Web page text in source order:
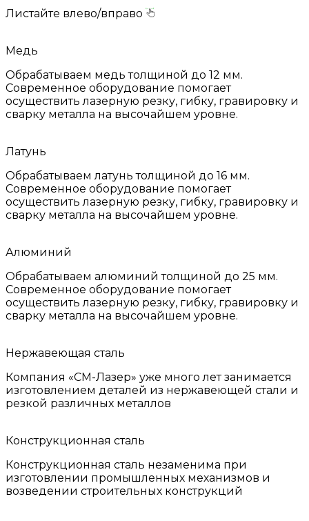
Листайте влево/вправо
Медь
Обрабатываем медь толщиной до 12 мм.
Современное оборудование помогает
осуществить лазерную резку, гибку, гравировку и
сварку металла на высочайшем уровне.
Латунь
Обрабатываем латунь толщиной до 16 мм.
Современное оборудование помогает
осуществить лазерную резку, гибку, гравировку и
сварку металла на высочайшем уровне.
Алюминий
Обрабатываем алюминий толщиной до 25 мм.
Современное оборудование помогает
осуществить лазерную резку, гибку, гравировку и
сварку металла на высочайшем уровне.
Нержавеющая сталь
Компания «СМ-Лазер» уже много лет занимается
изготовлением деталей из нержавеющей стали и
резкой различных металлов
Конструкционная сталь
Конструкционная сталь незаменима при
изготовлении промышленных механизмов и
возведении строительных конструкций